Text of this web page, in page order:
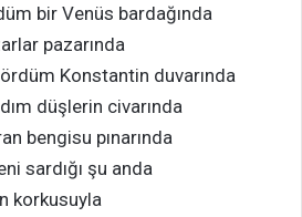
bir Venüs bardağında
pazarında
Konstantin duvarında
düşlerin civarında
bengisu pınarında
sardığı şu anda
korkusuyla